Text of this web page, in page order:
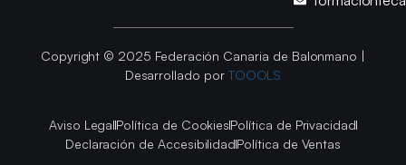
Copyright © 2025 Federación Canaria de Balonmano |
Desarrollado por TOOOLS
Aviso LegalPolítica de CookiesPolítica de Privacidad
Declaración de AccesibilidadPolítica de Ventas